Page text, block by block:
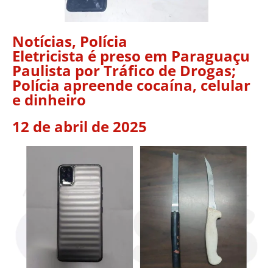
Notícias, Polícia
Eletricista é preso em Paraguaçu
Paulista por Tráfico de Drogas;
Polícia apreende cocaína, celular
e dinheiro
12 de abril de 2025